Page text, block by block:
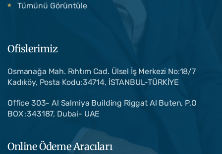
Tümünü Görüntüle
Ofislerimiz
Osmanağa Mah. Rıhtım Cad. Ülsel İş Merkezi No:18/7
Kadıköy, Posta Kodu:34714, İSTANBUL-TÜRKİYE
Office 303- Al Salmiya Building Riggat Al Buten, P.O
BOX :343187, Dubai- UAE
Online Ödeme Aracıları